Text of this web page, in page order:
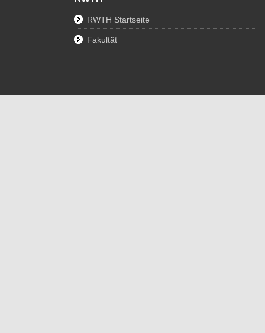
RWTH Startseite
Fakultät